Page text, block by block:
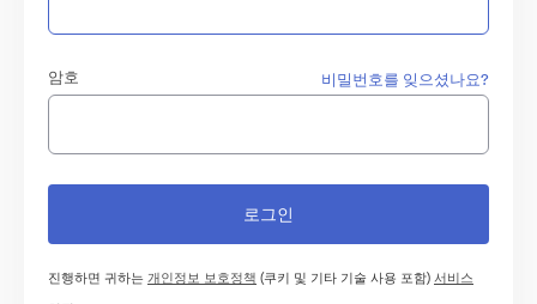
암호 비밀번호를 잊으셨나요?
진행하면 귀하는개인정보 보호정책 (쿠키 및 기타 기술 사용 포함)서비스